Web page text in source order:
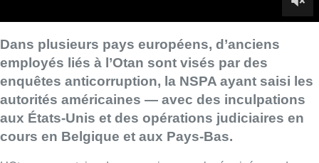
ressort-il d’une enquête publiée lundi par Le Soir, Knack, La
Lettre et la plateforme Follow the Money.
Tous les suspects sont liés au secteur de la Défense, tant dans
le public que le privé. Cinq d’entre eux ont, par ailleurs,
travaillé ou travaillent pour l’agence de soutien et d’acquisition
de l’Otan (NSPA).
La NSPA a partagé ses soupçons de fraudes et malversations
avec les autorités américaines, qui ont mobilisé le FBI, le